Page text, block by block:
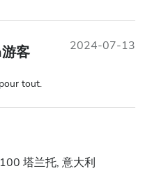
客 2024-07-13
tout.
塔兰托, 意大利